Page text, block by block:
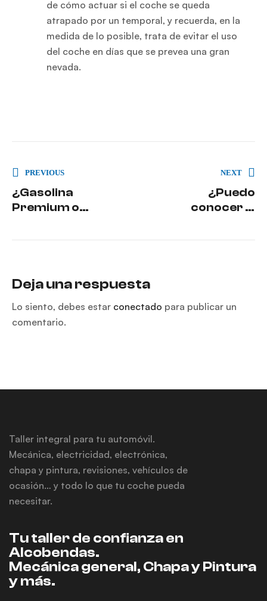
de cómo actuar si el coche se queda
atrapado por un temporal, y recuerda, en la
medida de lo posible, trata de evitar el uso
del coche en días que se prevea una gran
nevada.
PREVIOUS
¿Gasolina
Premium o
NEXT
¿Puedo
conocer el
Deja una respuesta
Lo siento, debes estar conectado para publicar un
comentario.
Taller integral para tu automóvil.
Mecánica, electricidad, electrónica,
chapa y pintura, revisiones, vehículos de
ocasión… y todo lo que tu coche pueda
necesitar.
Tu taller de confianza en
Alcobendas.
Mecánica general, Chapa y Pintura
y más.